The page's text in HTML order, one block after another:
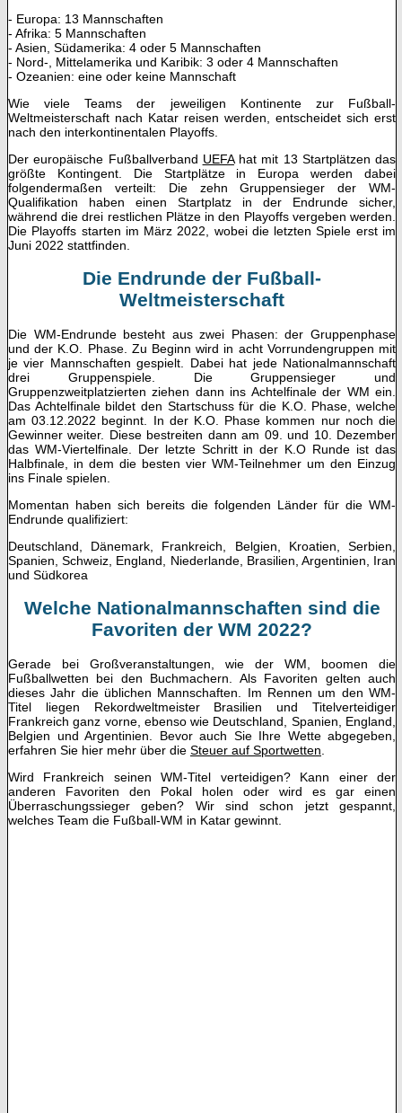
- Europa: 13 Mannschaften
- Afrika: 5 Mannschaften
- Asien, Südamerika: 4 oder 5 Mannschaften
- Nord-, Mittelamerika und Karibik: 3 oder 4 Mannschaften
- Ozeanien: eine oder keine Mannschaft
Wie viele Teams der jeweiligen Kontinente zur Fußball-
Weltmeisterschaft nach Katar reisen werden, entscheidet sich erst
nach den interkontinentalen Playoffs.
Der europäische Fußballverband UEFAhat mit 13 Startplätzen das
größte Kontingent. Die Startplätze in Europa werden dabei
folgendermaßen verteilt: Die zehn Gruppensieger der WM-
Qualifikation haben einen Startplatz in der Endrunde sicher,
während die drei restlichen Plätze in den Playoffs vergeben werden.
Die Playoffs starten im März 2022, wobei die letzten Spiele erst im
Juni 2022 stattfinden.
Die Endrunde der Fußball-
Weltmeisterschaft
Die WM-Endrunde besteht aus zwei Phasen: der Gruppenphase
und der K.O. Phase. Zu Beginn wird in acht Vorrundengruppen mit
je vier Mannschaften gespielt. Dabei hat jede Nationalmannschaft
drei Gruppenspiele. Die Gruppensieger und
Gruppenzweitplatzierten ziehen dann ins Achtelfinale der WM ein.
Das Achtelfinale bildet den Startschuss für die K.O. Phase, welche
am 03.12.2022 beginnt. In der K.O. Phase kommen nur noch die
Gewinner weiter. Diese bestreiten dann am 09. und 10. Dezember
das WM-Viertelfinale. Der letzte Schritt in der K.O Runde ist das
Halbfinale, in dem die besten vier WM-Teilnehmer um den Einzug
ins Finale spielen.
Momentan haben sich bereits die folgenden Länder für die WM-
Endrunde qualifiziert:
Deutschland, Dänemark, Frankreich, Belgien, Kroatien, Serbien,
Spanien, Schweiz, England, Niederlande, Brasilien, Argentinien, Iran
und Südkorea
Welche Nationalmannschaften sind die
Favoriten der WM 2022?
Gerade bei Großveranstaltungen, wie der WM, boomen die
Fußballwetten bei den Buchmachern. Als Favoriten gelten auch
dieses Jahr die üblichen Mannschaften. Im Rennen um den WM-
Titel liegen Rekordweltmeister Brasilien und Titelverteidiger
Frankreich ganz vorne, ebenso wie Deutschland, Spanien, England,
Belgien und Argentinien. Bevor auch Sie Ihre Wette abgegeben,
erfahren Sie hier mehr über die Steuer auf Sportwetten
Wird Frankreich seinen WM-Titel verteidigen? Kann einer der
anderen Favoriten den Pokal holen oder wird es gar einen
Überraschungssieger geben? Wir sind schon jetzt gespannt,
welches Team die Fußball-WM in Katar gewinnt.